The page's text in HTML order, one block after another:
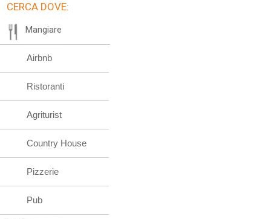
CERCA DOVE:
Mangiare
Airbnb
Ristoranti
Agriturist
Country House
Pizzerie
Pub